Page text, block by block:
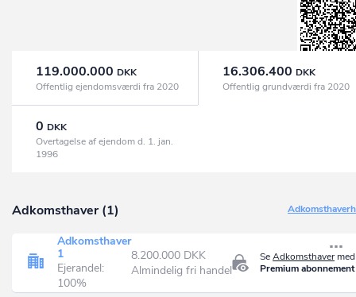
119.000.000 DKK
Offentlig ejendomsværdi fra 2020
16.306.400 DKK
Offentlig grundværdi fra 2020
0 DKK
Overtagelse af ejendom d. 1. jan.
1996
Adkomsthaver (1)
SeAdkomsthaver
Premium abonnement
Adkomsthaver
1
Ejerandel:
100%
8.200.000 DKK
Almindelig fri handel